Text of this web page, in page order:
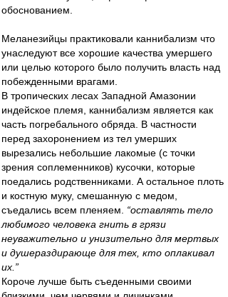
обоснованием.
Меланезийцы практиковали каннибализм что
унаследуют все хорошие качества умершего
или целью которого было получить власть над
побежденными врагами.
В тропических лесах Западной Амазонии
индейское племя, каннибализм является как
часть погребального обряда. В частности
перед захоронением из тел умерших
вырезались небольшие лакомые (с точки
зрения соплеменников) кусочки, которые
поедались родственниками. А остальное плоть
и костную муку, смешанную с медом,
съедались всем пленяем. “оставлять тело
любимого человека гнить в грязи
неуважительно и унизительно для мертвых
и душераздирающе для тех, кто оплакивал
их.”
Короче лучше быть съеденными своими